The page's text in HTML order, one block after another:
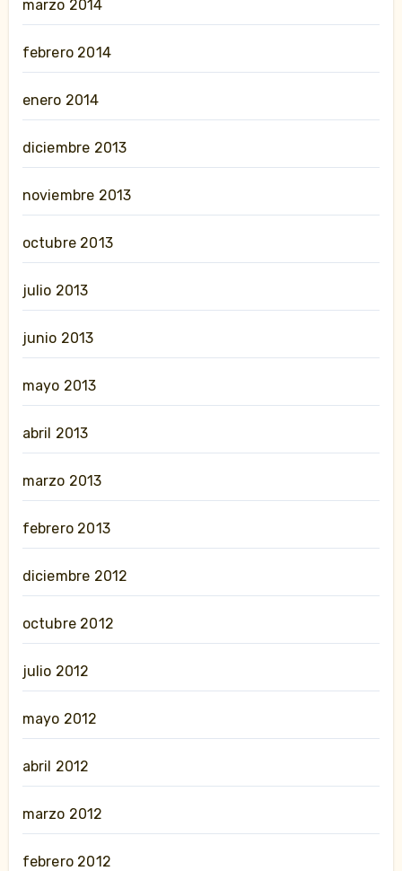
marzo 2014
febrero 2014
enero 2014
diciembre 2013
noviembre 2013
octubre 2013
julio 2013
junio 2013
mayo 2013
abril 2013
marzo 2013
febrero 2013
diciembre 2012
octubre 2012
julio 2012
mayo 2012
abril 2012
marzo 2012
febrero 2012